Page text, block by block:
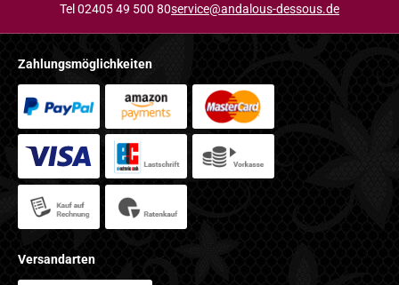
Tel 02405 49 500 80service@andalous-dessous.de
Zahlungsmöglichkeiten
Versandarten